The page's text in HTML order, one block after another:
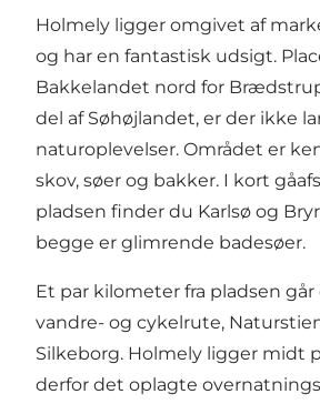
Holmely ligger omgivet af
og har en fantastisk udsigt.
Bakkelandet nord for
del af Søhøjlandet, er der ikke
naturoplevelser. Området er
skov, søer og bakker. I kort
pladsen finder du Karlsø og
begge er glimrende badesøer.
Et par kilometer fra pladsen
vandre- og cykelrute,
Silkeborg. Holmely ligger midt
derfor det oplagte